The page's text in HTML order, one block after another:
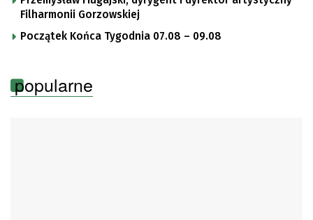
Filharmonii Gorzowskiej
Początek Końca Tygodnia 07.08 – 09.08
popularne